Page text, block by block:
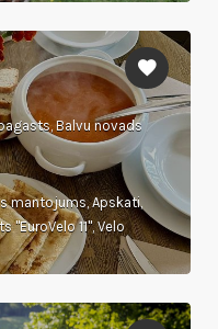
Balvu novads
mantojums, Apskati,
"EuroVelo 11", Velo